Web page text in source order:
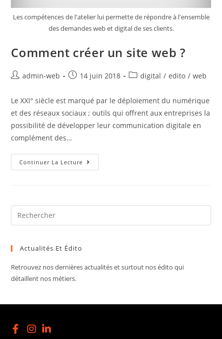
Les compétences de l'atelier lui permette de répondre à l'ensemble
des demandes web et digital de ses clients.
Comment créer un site web ?
admin-web 14 juin 2018 digital / edito / web
Le XXI° siècle est marqué par le déploiement du numérique
et des réseaux sociaux ; outils qui offrent aux entreprises la
possibilité de développer leur communication digitale en
complément des…
Continuer La Lecture
Actualités Et Édito
Retrouvez nos dernières actualités et surtout nos édito qui
détaillent nos métiers.